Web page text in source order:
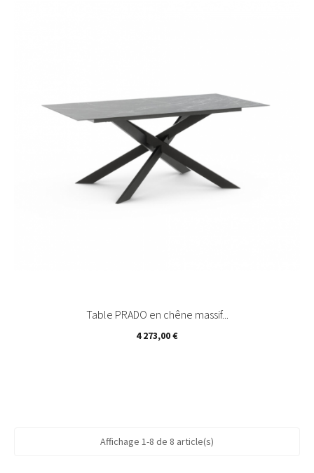
Table PRADO en chêne massif...
Prix
4 273,00 €
Affichage 1-8 de 8 article(s)